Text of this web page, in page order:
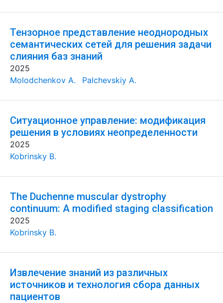
Тензорное представление неоднородных
семантических сетей для решения задачи
слияния баз знаний
2025
Molodchenkov A.
Palchevskiy A.
Ситуационное управление: модификация
решения в условиях неопределенности
2025
Kobrinsky B.
The Duchenne muscular dystrophy
continuum: A modified staging classification
2025
Kobrinsky B.
Извлечение знаний из различных
источников и технология сбора данных
пациентов